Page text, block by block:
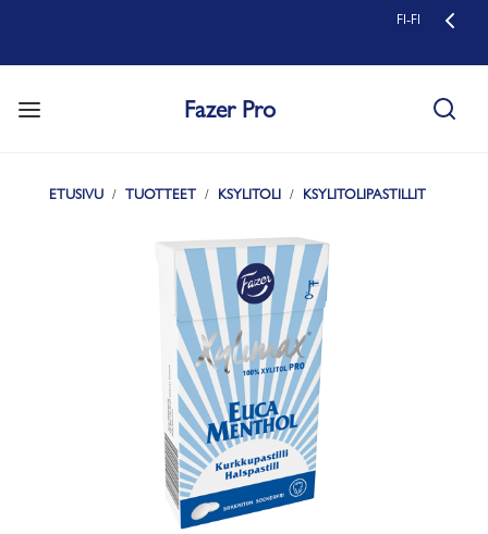
FI-FI
Fazer Pro
ETUSIVU TUOTTEET KSYLITOLI KSYLITOLIPASTILLIT